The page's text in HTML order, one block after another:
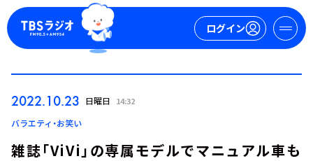
ログイン
ログイン
2022.10.23 日曜日 14:32
バラエティ・お笑い
雑誌「ViVi」の専属モデルでマニュアル車も